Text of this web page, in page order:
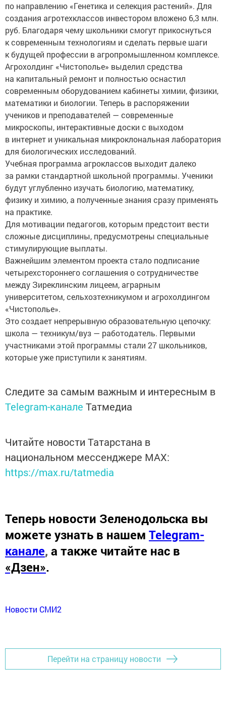
по направлению «Генетика и селекция растений». Для
создания агротехклассов инвестором вложено 6,3 млн.
руб. Благодаря чему школьники смогут прикоснуться
к современным технологиям и сделать первые шаги
к будущей профессии в агропромышленном комплексе.
Агрохолдинг «Чистополье» выделил средства
на капитальный ремонт и полностью оснастил
современным оборудованием кабинеты химии, физики,
математики и биологии. Теперь в распоряжении
учеников и преподавателей — современные
микроскопы, интерактивные доски с выходом
в интернет и уникальная микроклональная лаборатория
для биологических исследований.
Учебная программа агроклассов выходит далеко
за рамки стандартной школьной программы. Ученики
будут углубленно изучать биологию, математику,
физику и химию, а полученные знания сразу применять
на практике.
Для мотивации педагогов, которым предстоит вести
сложные дисциплины, предусмотрены специальные
стимулирующие выплаты.
Важнейшим элементом проекта стало подписание
четырехстороннего соглашения о сотрудничестве
между Зиреклинским лицеем, аграрным
университетом, сельхозтехникумом и агрохолдингом
«Чистополье».
Это создает непрерывную образовательную цепочку:
школа — техникум/вуз — работодатель. Первыми
участниками этой программы стали 27 школьников,
которые уже приступили к занятиям.
Следите за самым важным и интересным в
Telegram-канале Татмедиа
Читайте новости Татарстана в
национальном мессенджере MАХ:
https://max.ru/tatmedia
Теперь новости Зеленодольска вы
можете узнать в нашем Telegram-
канале, а также читайте нас в
«Дзен».
Новости СМИ2
Перейти на страницу новости